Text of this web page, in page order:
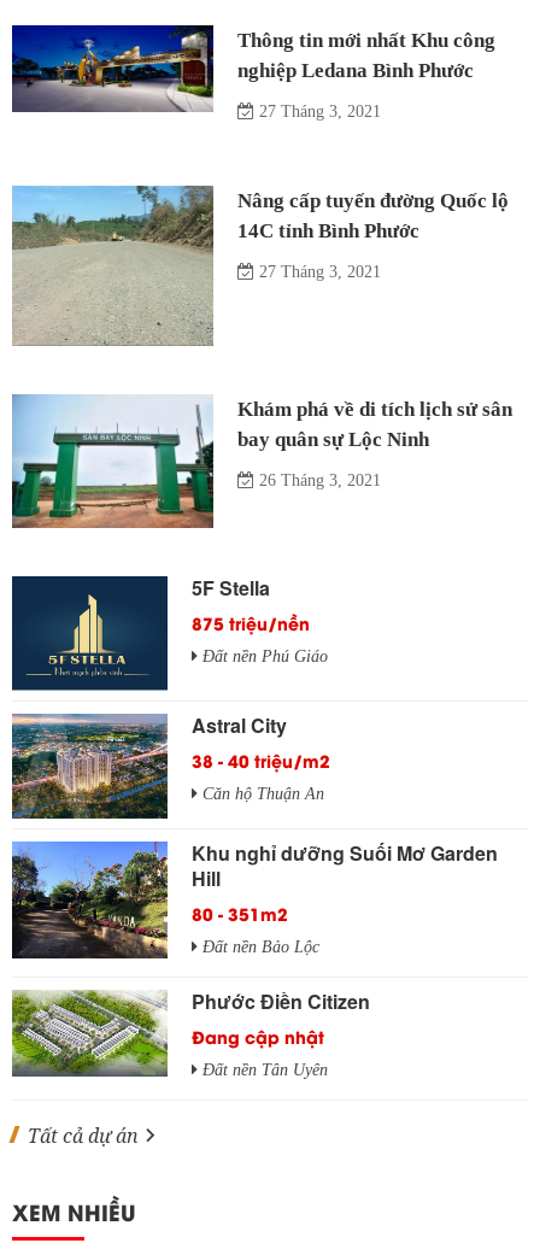
Thông tin mới nhất Khu công
nghiệp Ledana Bình Phước
27 Tháng 3, 2021
Nâng cấp tuyến đường Quốc lộ
14C tỉnh Bình Phước
27 Tháng 3, 2021
Khám phá về di tích lịch sử sân
bay quân sự Lộc Ninh
26 Tháng 3, 2021
5F Stella
875 triệu/nền
Đất nền Phú Giáo
Astral City
38 - 40 triệu/m2
Căn hộ Thuận An
Khu nghỉ dưỡng Suối Mơ Garden
Hill
80 - 351m2
Đất nền Bảo Lộc
Phước Điền Citizen
Đang cập nhật
Đất nền Tân Uyên
Tất cả dự án
XEM NHIỀU